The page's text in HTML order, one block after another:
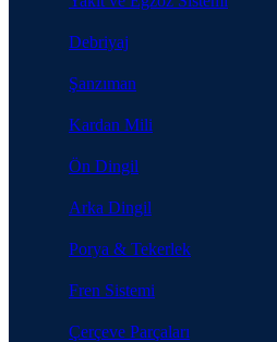
Debriyaj
Şanzıman
Kardan Mili
Ön Dingil
Arka Dingil
Porya & Tekerlek
Fren Sistemi
Çerçeve Parçaları